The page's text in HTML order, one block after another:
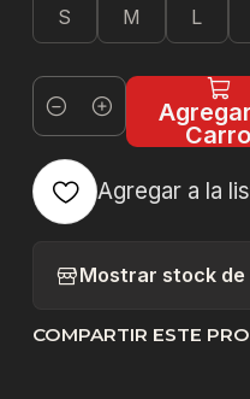
S M L
Cantidad Carro
Agregar a la
Mostrar stock de
COMPARTIR ESTE